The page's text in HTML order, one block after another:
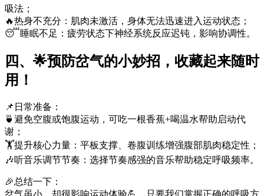
吸法；
🔥热身不充分：肌肉未激活，身体无法迅速进入运动状态；
😴睡眠不足：疲劳状态下神经系统反应迟钝，影响协调性。
四、🌟预防岔气的小妙招，收藏起来随时
用！
📌日常准备：
🍵避免空腹或饱腹运动，可吃一根香蕉+喝温水帮助启动代
谢；
🏋️提升核心力量：平板支撑、卷腹训练增强腹部肌肉稳定性；
🎶听音乐调节节奏：选择节奏感强的音乐帮助稳定呼吸频率。
🎉总结一下：